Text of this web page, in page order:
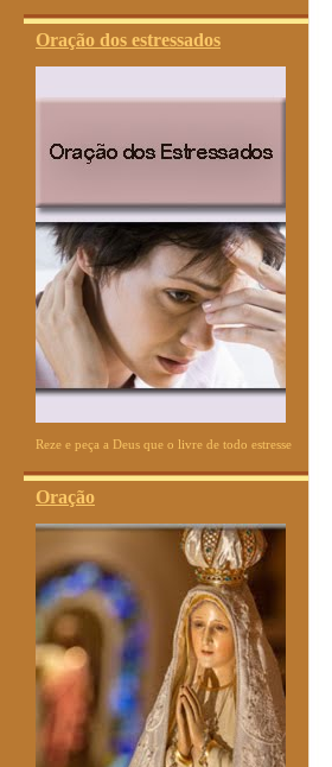
Oração dos estressados
Reze e peça a Deus que o livre de todo estresse
Oração